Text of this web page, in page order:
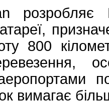
800
вимагає